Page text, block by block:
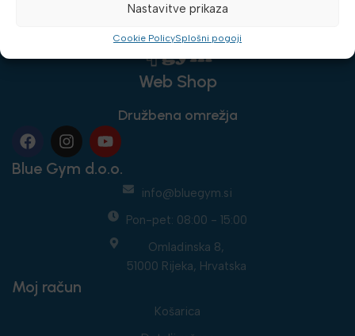
Nastavitve prikaza
Cookie PolicySplošni pogoji
Web Shop
Družbena omrežja
Blue Gym d.o.o.
info@bluegym.si
Pon-pet: 08:00 - 15:00
Omladinska 8,
51000 Rijeka, Hrvatska
Moj račun
Košarica